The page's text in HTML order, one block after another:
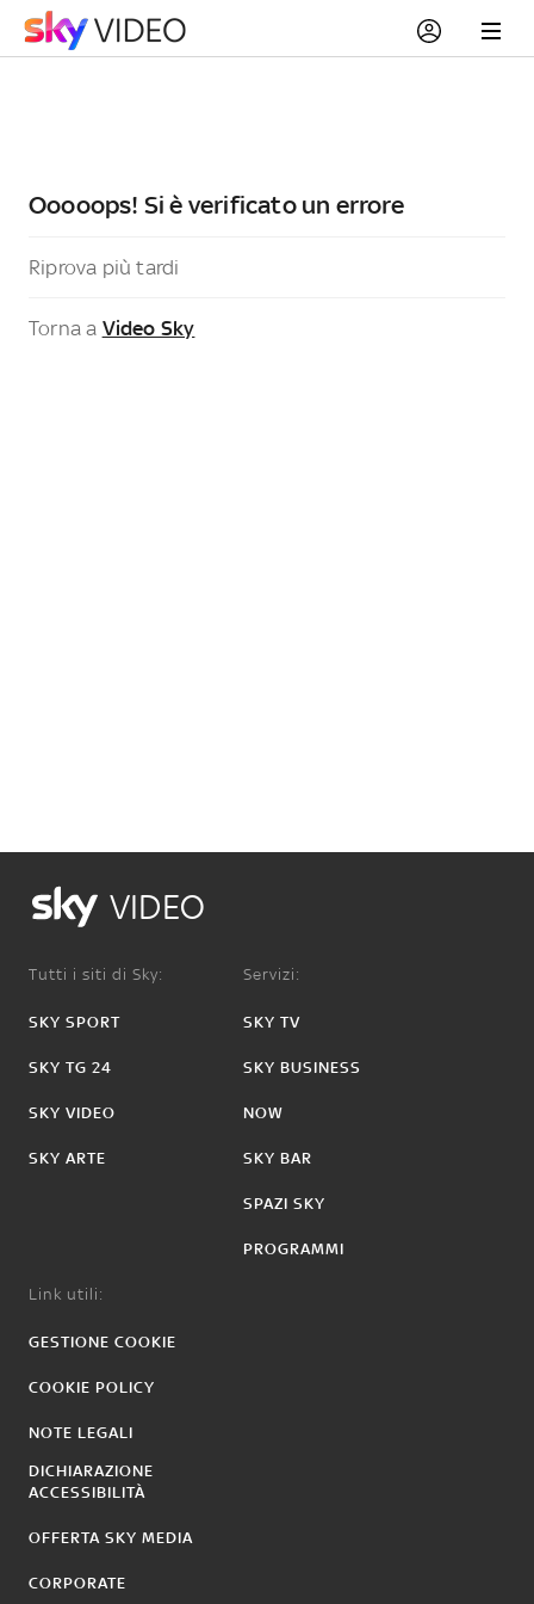
Ooooops! Si è verificato un errore
Riprova più tardi
Torna a Video Sky
VIDEO
Tutti i siti di Sky:
SKY SPORT
SKY TG 24
SKY VIDEO
SKY ARTE
Servizi:
SKY TV
SKY BUSINESS
NOW
SKY BAR
SPAZI SKY
PROGRAMMI
Link utili:
GESTIONE COOKIE
COOKIE POLICY
NOTE LEGALI
DICHIARAZIONE
ACCESSIBILITÀ
OFFERTA SKY MEDIA
CORPORATE